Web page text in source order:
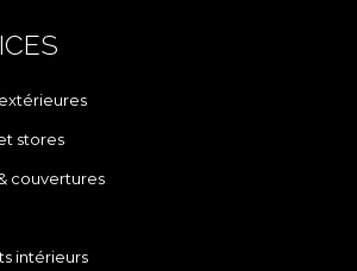
stores
couvertures
intérieurs